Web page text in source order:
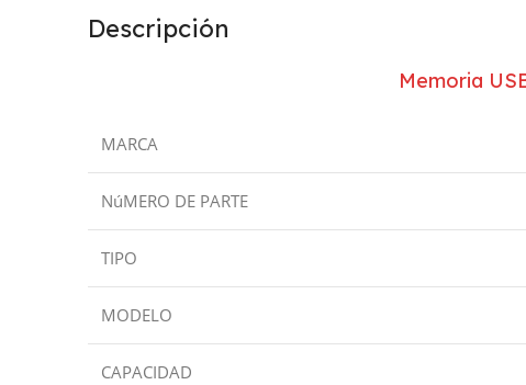
Descripción
Memoria
MARCA
NúMERO DE PARTE
TIPO
MODELO
CAPACIDAD